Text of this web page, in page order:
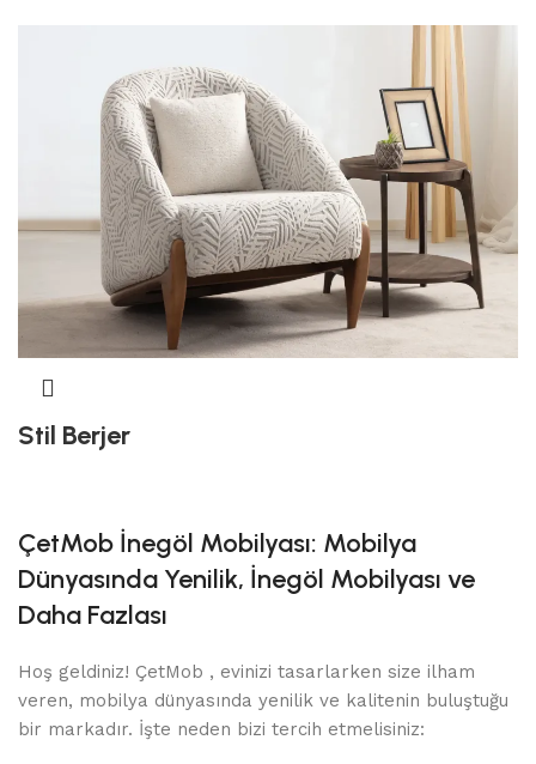
Stil Berjer
ÇetMob İnegöl Mobilyası: Mobilya
Dünyasında Yenilik, İnegöl Mobilyası ve
Daha Fazlası
Hoş geldiniz! ÇetMob , evinizi tasarlarken size ilham
veren, mobilya dünyasında yenilik ve kalitenin buluştuğu
bir markadır. İşte neden bizi tercih etmelisiniz: